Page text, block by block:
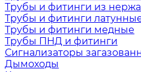
Трубы и фитинги из
Трубы и фитинги
Трубы и фитинги медные
Трубы ПНД и фитинги
Сигнализаторы
Дымоходы